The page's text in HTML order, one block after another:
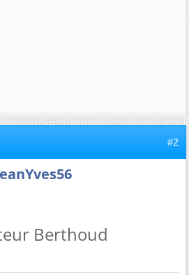
#2
Berthoud